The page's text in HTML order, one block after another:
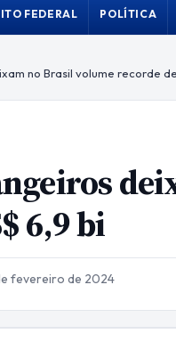
FEDERAL POLÍTICA
no Brasil volume recorde
6,9 bi
fevereiro de 2024